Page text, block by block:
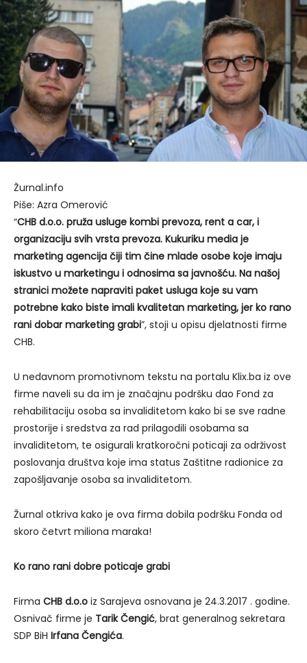
Žurnal.info
Piše: Azra Omerović
“CHB d.o.o. pruža usluge kombi prevoza, rent a car, i
organizaciju svih vrsta prevoza. Kukuriku media je
marketing agencija čiji tim čine mlade osobe koje imaju
iskustvo u marketingu i odnosima sa javnošću. Na našoj
stranici možete napraviti paket usluga koje su vam
potrebne kako biste imali kvalitetan marketing, jer ko rano
rani dobar marketing grabi”, stoji u opisu djelatnosti firme
CHB.
U nedavnom promotivnom tekstu na portalu Klix.ba iz ove
firme naveli su da im je značajnu podršku dao Fond za
rehabilitaciju osoba sa invaliditetom kako bi se sve radne
prostorije i sredstva za rad prilagodili osobama sa
invaliditetom, te osigurali kratkoročni poticaji za održivost
poslovanja društva koje ima status Zaštitne radionice za
zapošljavanje osoba sa invaliditetom.
Žurnal otkriva kako je ova firma dobila podršku Fonda od
skoro četvrt miliona maraka!
Ko rano rani dobre poticaje grabi
Firma CHB d.o.o iz Sarajeva osnovana je 24.3.2017 . godine.
Osnivač firme je Tarik Čengić, brat generalnog sekretara
SDP BiH Irfana Čengića.